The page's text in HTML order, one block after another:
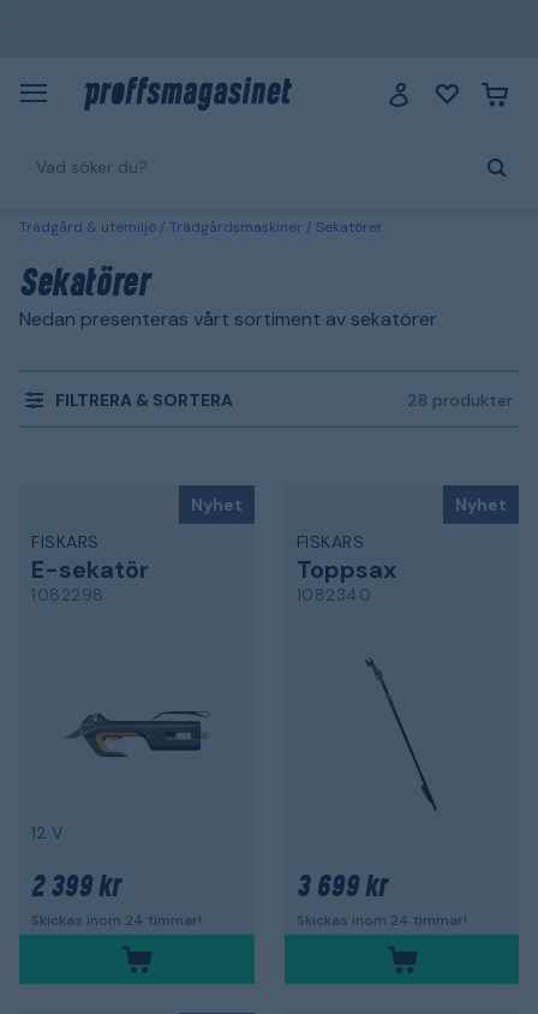
Trädgård & utemiljö Trädgårdsmaskiner Sekatörer
Sekatörer
Nedan presenteras vårt sortiment av sekatörer
FILTRERA & SORTERA 28 produkter
Nyhet
FISKARS
E-sekatör
1082298
12 V
2 399 kr
Skickas inom 24 timmar!
Nyhet
FISKARS
Toppsax
1082340
3 699 kr
Skickas inom 24 timmar!